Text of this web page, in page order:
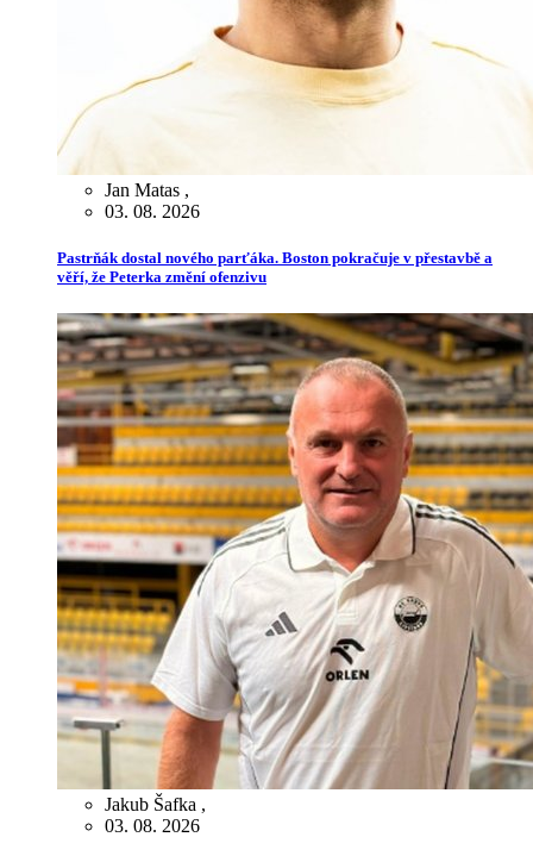
Jan Matas ,
03. 08. 2026
Pastrňák dostal nového parťáka. Boston pokračuje v přestavbě a
věří, že Peterka změní ofenzivu
Jakub Šafka ,
03. 08. 2026